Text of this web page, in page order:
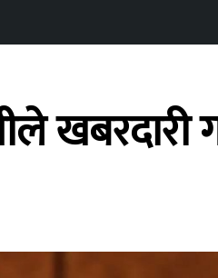
खबरदारी